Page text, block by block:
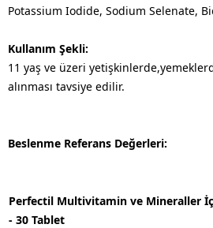
Potassium Iodide, Sodium Selenate,
Kullanım Şekli:
11 yaş ve üzeri
alınması tavsiye edilir.
Beslenme Referans Değerleri:
Perfectil Multivitamin ve Mineraller
- 30 Tablet